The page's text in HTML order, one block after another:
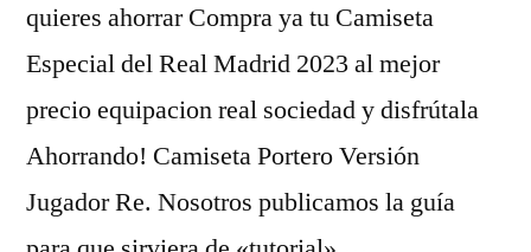
quieres ahorrar Compra ya tu Camiseta
Especial del Real Madrid 2023 al mejor
precio equipacion real sociedad y disfrútala
Ahorrando! Camiseta Portero Versión
Jugador Re. Nosotros publicamos la guía